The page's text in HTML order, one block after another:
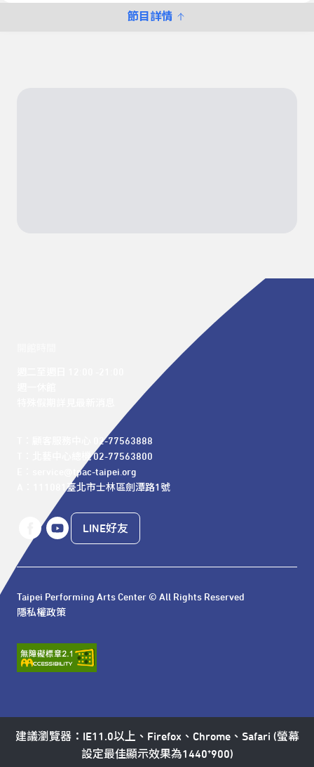
節目詳情
T：顧客服務中心 02-77563888
T：北藝中心總機 02-77563800
E：service@tpac-taipei.org
A：111081臺北市士林區劍潭路1號
LINE好友
Taipei Performing Arts Center © All Rights Reserved
隱私權政策
建議瀏覽器：IE11.0以上、Firefox、Chrome、Safari (螢幕
設定最佳顯示效果為1440*900)